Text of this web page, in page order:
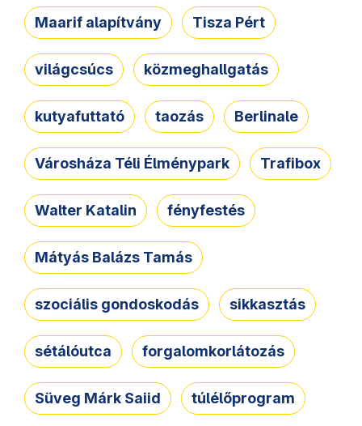
Maarif alapítvány Tisza Pért
világcsúcs közmeghallgatás
kutyafuttató taozás Berlinale
Városháza Téli Élménypark Trafibox
Walter Katalin fényfestés
Mátyás Balázs Tamás
szociális gondoskodás sikkasztás
sétálóutca forgalomkorlátozás
Süveg Márk Saiid túlélőprogram